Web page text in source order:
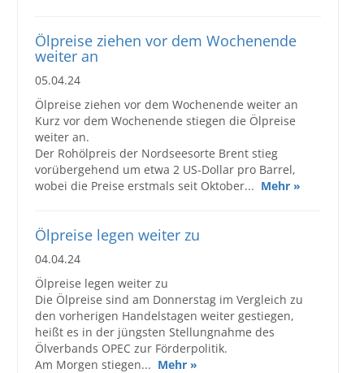
Ölpreise ziehen vor dem Wochenende
weiter an
05.04.24
Ölpreise ziehen vor dem Wochenende weiter an
Kurz vor dem Wochenende stiegen die Ölpreise
weiter an.
Der Rohölpreis der Nordseesorte Brent stieg
vorübergehend um etwa 2 US-Dollar pro Barrel,
wobei die Preise erstmals seit Oktober... Mehr »
Ölpreise legen weiter zu
04.04.24
Ölpreise legen weiter zu
Die Ölpreise sind am Donnerstag im Vergleich zu
den vorherigen Handelstagen weiter gestiegen,
heißt es in der jüngsten Stellungnahme des
Ölverbands OPEC zur Förderpolitik.
Am Morgen stiegen... Mehr »